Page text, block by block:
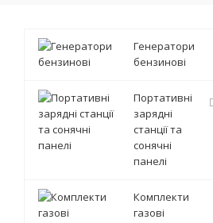
Генератори
бензинові
Портативні
зарядні
станції та
сонячні
панелі
Комплекти
газові